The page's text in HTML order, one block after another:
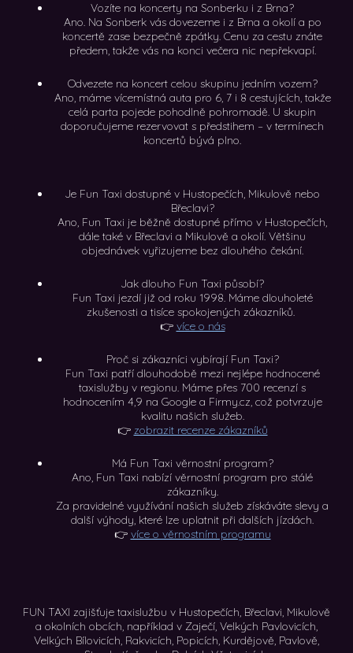
Vozíte na koncerty na Sonberku i z Brna?
Ano. Na Sonberk vás dovezeme i z Brna a okolí a po
koncertě zase bezpečně zpátky. Cenu za cestu znáte
předem, takže vás na konci večera nic nepřekvapí.
Odvezete na koncert celou skupinu jedním vozem?
Ano, máme vícemístná auta pro 6, 7 i 8 cestujících, takže
celá parta pojede pohodlně pohromadě. U skupin
doporučujeme rezervovat s předstihem – v termínech
koncertů bývá plno.
Je Fun Taxi dostupné v Hustopečích, Mikulově nebo
Břeclavi?
Ano, Fun Taxi je běžně dostupné přímo v Hustopečích,
dále také v Břeclavi a Mikulově a okolí. Většinu
objednávek vyřizujeme bez dlouhého čekání.
Jak dlouho Fun Taxi působí?
Fun Taxi jezdí již od roku 1998. Máme dlouholeté
zkušenosti a tisíce spokojených zákazníků.
👉 více o nás
Proč si zákazníci vybírají Fun Taxi?
Fun Taxi patří dlouhodobě mezi nejlépe hodnocené
taxislužby v regionu. Máme přes 700 recenzí s
hodnocením 4,9 na Google a Firmy.cz, což potvrzuje
kvalitu našich služeb.
👉 zobrazit recenze zákazníků
Má Fun Taxi věrnostní program?
Ano, Fun Taxi nabízí věrnostní program pro stálé
zákazníky.
Za pravidelné využívání našich služeb získáváte slevy a
další výhody, které lze uplatnit při dalších jízdách.
👉 více o věrnostním programu
FUN TAXI zajišťuje taxislužbu v Hustopečích, Břeclavi, Mikulově
a okolních obcích, například v Zaječí, Velkých Pavlovicích,
Velkých Bílovicích, Rakvicích, Popicích, Kurdějově, Pavlově,